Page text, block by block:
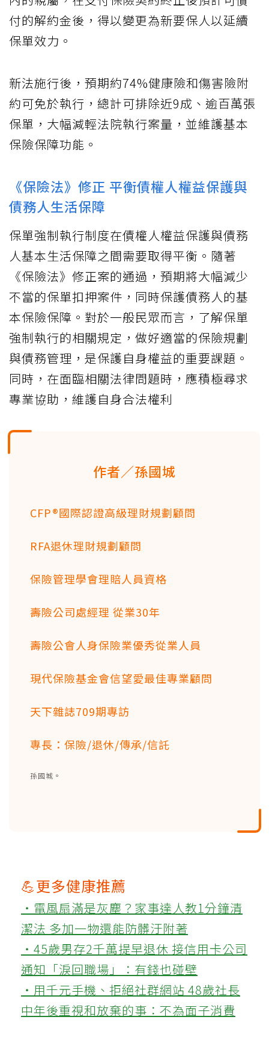
付的解約金後，得以變更為新要保人以延續
保單效力。
新法施行後，預期約74%健康險和傷害險附
約可免於執行，總計可排除近9成、逾百萬張
保單，大幅減輕法院執行案量，並維護基本
保險保障功能。
《保險法》修正 平衡債權人權益保護與
債務人生活保障
保單強制執行制度在債權人權益保護與債務
人基本生活保障之間需要取得平衡。隨著
《保險法》修正案的通過，預期將大幅減少
不當的保單扣押案件，同時保護債務人的基
本保險保障。對於一般民眾而言，了解保單
強制執行的相關規定，做好適當的保險規劃
與債務管理，是保護自身權益的重要課題。
同時，在面臨相關法律問題時，應積極尋求
專業協助，維護自身合法權利
作者／孫國城
CFP®國際認證高級理財規劃顧問
RFA退休理財規劃顧問
保險管理學會理賠人員資格
壽險公司處經理 從業30年
壽險公會人身保險業優秀從業人員
現代保險基金會信望愛最佳專業顧問
天下雜誌709期專訪
專長：保險/退休/傳承/信託
孫國城。
💪更多健康推薦
‧電風扇滿是灰塵？家事達人教1分鐘清
潔法 多加一物還能防髒汙附著
‧45歲男存2千萬提早退休 接信用卡公司
通知「淚回職場」：有錢也碰壁
‧用千元手機、拒絕社群網站 48歲社長
中年後重視和放棄的事：不為面子消費